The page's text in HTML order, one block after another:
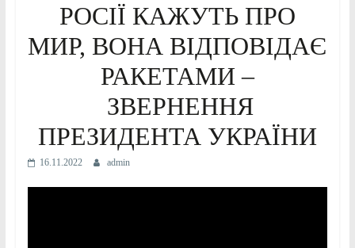
РОСІЇ КАЖУТЬ ПРО
МИР, ВОНА ВІДПОВІДАЄ
РАКЕТАМИ –
ЗВЕРНЕННЯ
ПРЕЗИДЕНТА УКРАЇНИ
16.11.2022 admin